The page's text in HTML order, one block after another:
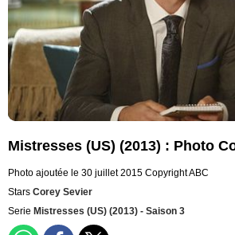
Mistresses (US) (2013) : Photo
Photo ajoutée le 30 juillet 2015 Copyright ABC
Stars Corey Sevier
Serie Mistresses (US) (2013) - Saison 3